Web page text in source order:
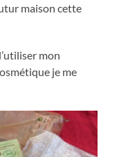
maison cette
mon
je me